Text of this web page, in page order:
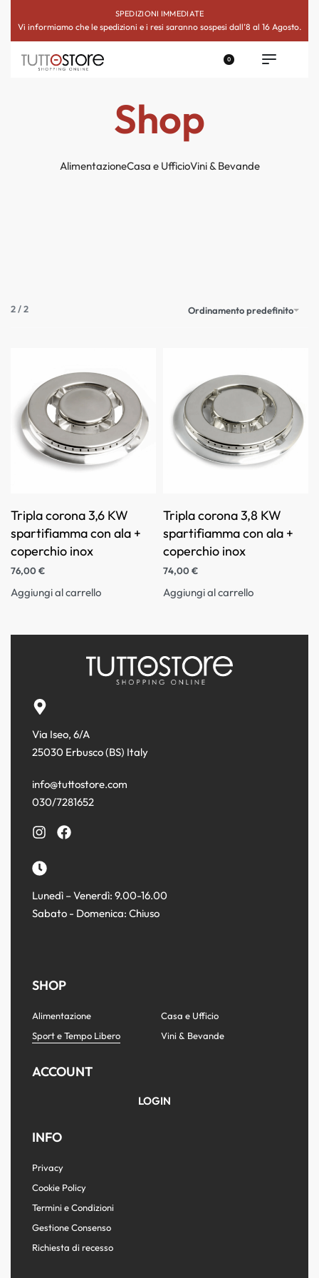
SPEDIZIONI IMMEDIATE
Vi informiamo che le spedizioni e i resi saranno sospesi dall’8 al 16 Agosto.
0
Shop
AlimentazioneCasa e UfficioVini & Bevande
2/2 Ordinamento predefinito
Tripla corona 3,6 KW
spartifiamma con ala +
coperchio inox
76,00€
Aggiungi al carrello
Tripla corona 3,8 KW
spartifiamma con ala +
coperchio inox
74,00€
Aggiungi al carrello
Via Iseo, 6/A
25030 Erbusco (BS) Italy
info@tuttostore.com
030/7281652
Lunedì – Venerdì: 9.00-16.00
Sabato - Domenica: Chiuso
SHOP
Alimentazione
Casa e Ufficio
Sport e Tempo Libero
Vini & Bevande
ACCOUNT
LOGIN
INFO
Privacy
Cookie Policy
Termini e Condizioni
Gestione Consenso
Richiesta di recesso